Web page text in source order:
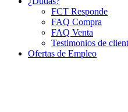
FCT Responde
FAQ Compra
FAQ Venta
Testimonios de
Ofertas de Empleo